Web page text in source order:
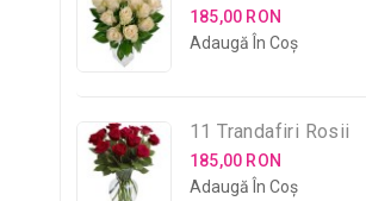
185,00 RON
Adaugă În Coş
11 Trandafiri Rosii
185,00 RON
Adaugă În Coş